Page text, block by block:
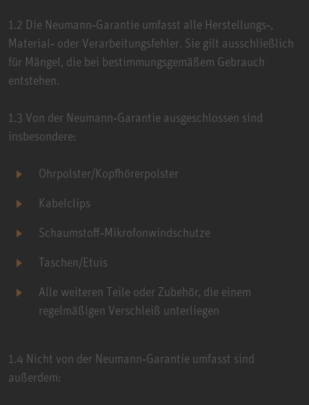
1.2 Die Neumann‑Garantie umfasst alle Herstellungs‑,
Material‑ oder Verarbeitungsfehler. Sie gilt ausschließlich
für Mängel, die bei bestimmungsgemäßem Gebrauch
entstehen.
1.3 Von der Neumann‑Garantie ausgeschlossen sind
insbesondere:
Ohrpolster/Kopfhörerpolster
Kabelclips
Schaumstoff‑Mikrofonwindschutze
Taschen/Etuis
Alle weiteren Teile oder Zubehör, die einem
regelmäßigen Verschleiß unterliegen
1.4 Nicht von der Neumann‑Garantie umfasst sind
außerdem: